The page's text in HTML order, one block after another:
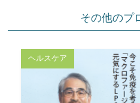
その他のプ
ヘルスケア